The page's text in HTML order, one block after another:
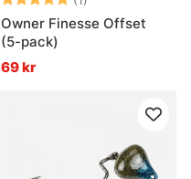
Owner Finesse Offset
(5-pack)
69 kr